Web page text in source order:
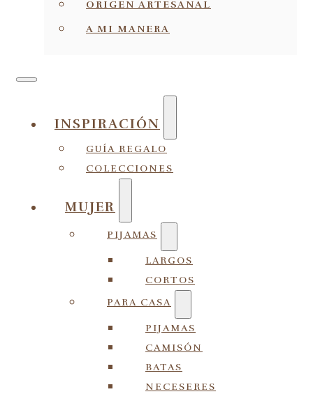
ORIGEN ARTESANAL
A MI MANERA
INSPIRACIÓN
GUÍA REGALO
COLECCIONES
MUJER
PIJAMAS
LARGOS
CORTOS
PARA CASA
PIJAMAS
CAMISÓN
BATAS
NECESERES